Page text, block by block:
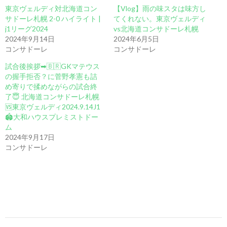
東京ヴェルディ対北海道コン
サドーレ札幌 2-0 ハイライト |
j1リーグ2024
2024年9月14日
コンサドーレ
【Vlog】雨の味スタは味方し
てくれない。東京ヴェルディ
vs北海道コンサドーレ札幌
2024年6月5日
コンサドーレ
試合後挨拶➡︎🇧🇷GKマテウス
の握手拒否？に菅野孝憲も詰
め寄りで揉めながらの試合終
了😇 北海道コンサドーレ札幌
🆚東京ヴェルディ2024.9.14J1
🏟大和ハウスプレミストドー
ム
2024年9月17日
コンサドーレ